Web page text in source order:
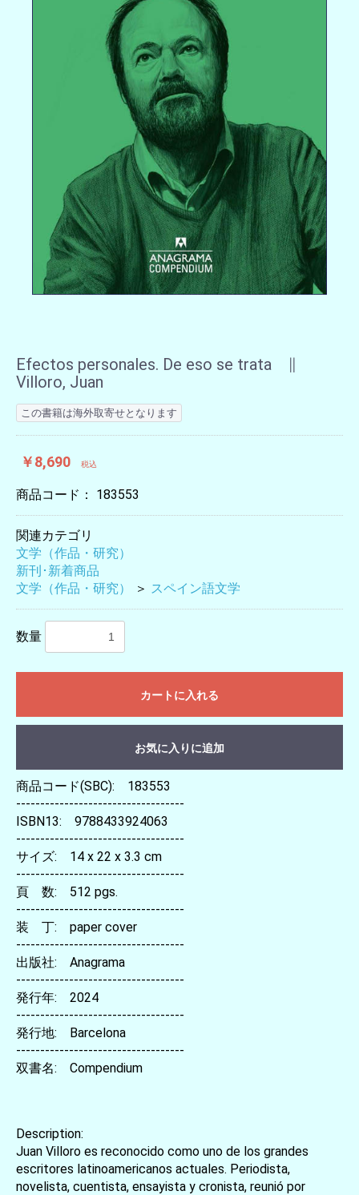
Efectos personales. De eso se trata ∥
Villoro, Juan
この書籍は海外取寄せとなります
￥8,690 税込
商品コード： 183553
関連カテゴリ
文学（作品・研究）
新刊･新着商品
文学（作品・研究）
＞ スペイン語文学
数量
カートに入れる
お気に入りに追加
商品コード(SBC): 183553
-----------------------------------
ISBN13: 9788433924063
-----------------------------------
サイズ: 14 x 22 x 3.3 cm
-----------------------------------
頁 数: 512 pgs.
-----------------------------------
装 丁: paper cover
-----------------------------------
出版社: Anagrama
-----------------------------------
発行年: 2024
-----------------------------------
発行地: Barcelona
-----------------------------------
双書名: Compendium
Description:
Juan Villoro es reconocido como uno de los grandes
escritores latinoamericanos actuales. Periodista,
novelista, cuentista, ensayista y cronista, reunió por